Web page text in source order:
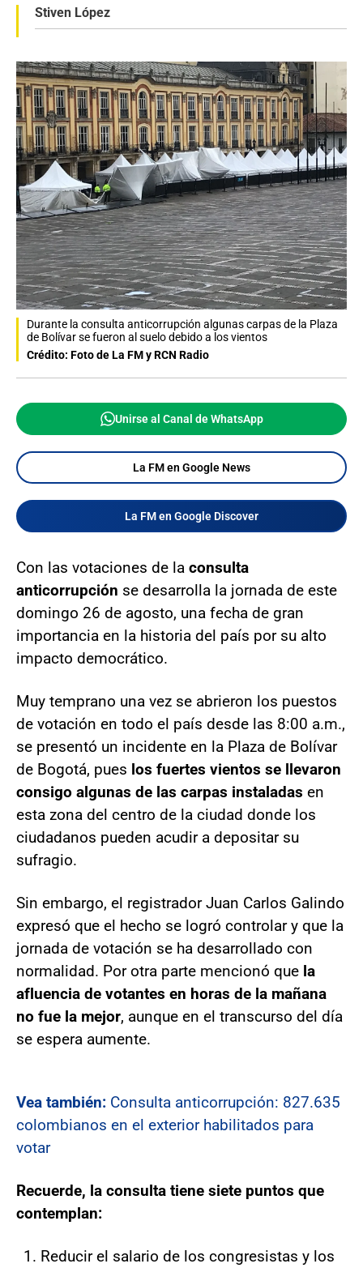
Stiven López
Durante la consulta anticorrupción algunas carpas de la Plaza
de Bolívar se fueron al suelo debido a los vientos
Crédito: Foto de La FM y RCN Radio
Unirse al Canal de WhatsApp
La FM en Google News
La FM en Google Discover
Con las votaciones de la consulta
anticorrupción se desarrolla la jornada de este
domingo 26 de agosto, una fecha de gran
importancia en la historia del país por su alto
impacto democrático.
Muy temprano una vez se abrieron los puestos
de votación en todo el país desde las 8:00 a.m.,
se presentó un incidente en la Plaza de Bolívar
de Bogotá, pues los fuertes vientos se llevaron
consigo algunas de las carpas instaladas en
esta zona del centro de la ciudad donde los
ciudadanos pueden acudir a depositar su
sufragio.
Sin embargo, el registrador Juan Carlos Galindo
expresó que el hecho se logró controlar y que la
jornada de votación se ha desarrollado con
normalidad. Por otra parte mencionó que la
afluencia de votantes en horas de la mañana
no fue la mejor, aunque en el transcurso del día
se espera aumente.
Vea también: Consulta anticorrupción: 827.635
colombianos en el exterior habilitados para
votar
Recuerde, la consulta tiene siete puntos que
contemplan:
Reducir el salario de los congresistas y los